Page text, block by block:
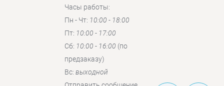
Часы работы:
Пн - Чт: 10:00 - 18:00
Пт: 10:00 - 17:00
Сб: 10:00 - 16:00 (по
предзаказу)
Вc: выходной